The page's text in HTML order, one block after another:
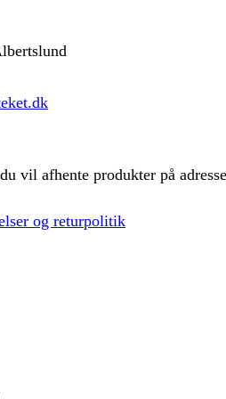
vil afhente produkter på
og returpolitik